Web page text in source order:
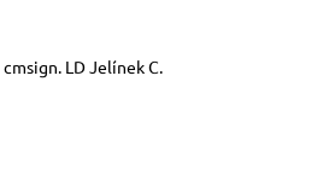
LD Jelínek C.